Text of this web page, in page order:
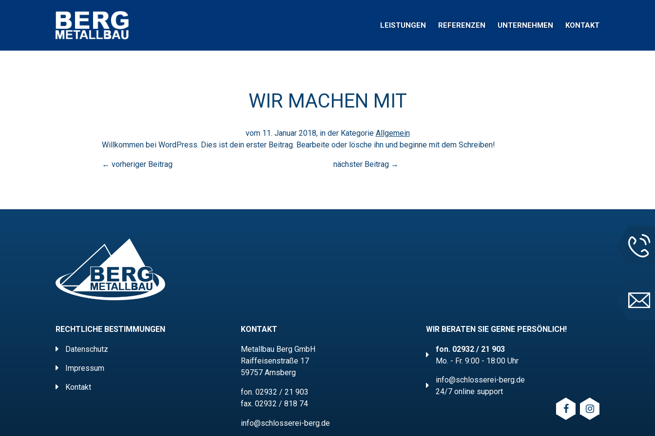
LEISTUNGEN REFERENZEN UNTERNEHMEN KONTAKT
WIR MACHEN MIT
vom 11. Januar 2018, in der Kategorie Allgemein
Willkommen bei WordPress. Dies ist dein erster Beitrag. Bearbeite oder lösche ihn und beginne mit dem Schreiben!
← vorheriger Beitrag nächster Beitrag →
RECHTLICHE BESTIMMUNGEN
Datenschutz
Impressum
Kontakt
KONTAKT
Metallbau Berg GmbH
Raiffeisenstraße 17
59757 Arnsberg
fon. 02932 / 21 903
fax. 02932 / 818 74
info@schlosserei-berg.de
WIR BERATEN SIE GERNE PERSÖNLICH!
fon. 02932 / 21 903
Mo. - Fr. 9:00 - 18:00 Uhr
info@schlosserei-berg.de
24/7 online support